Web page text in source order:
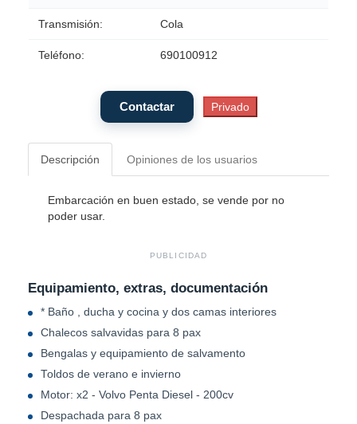
Transmisión: Cola
Teléfono: 690100912
Descripción Opiniones de los usuarios
Embarcación en buen estado, se vende por no
poder usar.
PUBLICIDAD
Equipamiento, extras, documentación
* Baño , ducha y cocina y dos camas interiores
Chalecos salvavidas para 8 pax
Bengalas y equipamiento de salvamento
Toldos de verano e invierno
Motor: x2 - Volvo Penta Diesel - 200cv
Despachada para 8 pax